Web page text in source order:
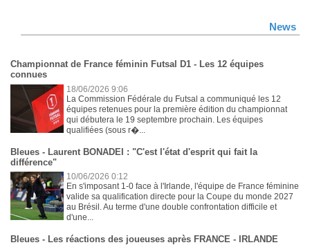
News
Championnat de France féminin Futsal D1 - Les 12 équipes
connues
18/06/2026 9:06
La Commission Fédérale du Futsal a communiqué les 12
équipes retenues pour la première édition du championnat
qui débutera le 19 septembre prochain. Les équipes
qualifiées (sous r�...
Bleues - Laurent BONADEI : "C'est l'état d'esprit qui fait la
différence"
10/06/2026 0:12
En s'imposant 1-0 face à l'Irlande, l'équipe de France féminine
valide sa qualification directe pour la Coupe du monde 2027
au Brésil. Au terme d'une double confrontation difficile et
d'une...
Bleues - Les réactions des joueuses après FRANCE - IRLANDE